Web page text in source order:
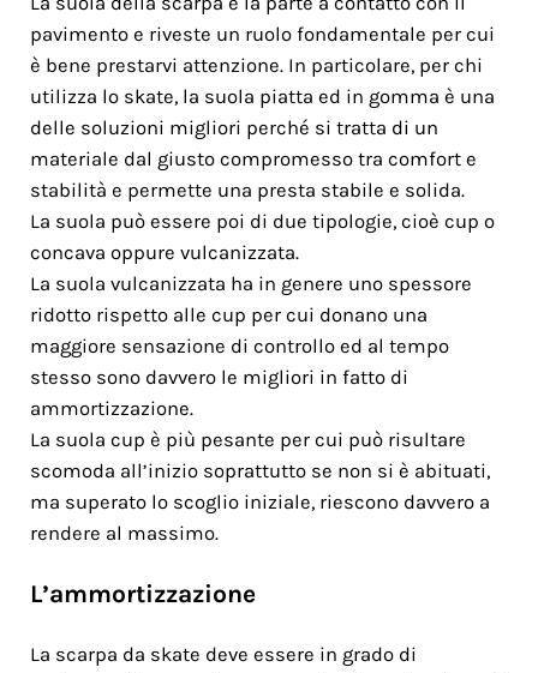
pavimento e riveste un ruolo fondamentale per cui
è bene prestarvi attenzione. In particolare, per chi
utilizza lo skate, la suola piatta ed in gomma è una
delle soluzioni migliori perché si tratta di un
materiale dal giusto compromesso tra comfort e
stabilità e permette una presta stabile e solida.
La suola può essere poi di due tipologie, cioè cup o
concava oppure vulcanizzata.
La suola vulcanizzata ha in genere uno spessore
ridotto rispetto alle cup per cui donano una
maggiore sensazione di controllo ed al tempo
stesso sono davvero le migliori in fatto di
ammortizzazione.
La suola cup è più pesante per cui può risultare
scomoda all’inizio soprattutto se non si è abituati,
ma superato lo scoglio iniziale, riescono davvero a
rendere al massimo.
L’ammortizzazione
La scarpa da skate deve essere in grado di